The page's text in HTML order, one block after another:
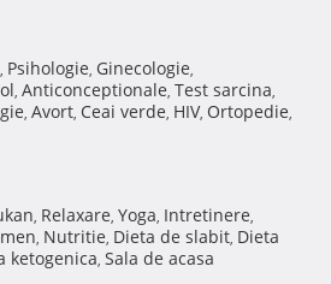
, Psihologie, Ginecologie,
, Anticonceptionale, Test sarcina,
, Avort, Ceai verde, HIV, Ortopedie,
, Relaxare, Yoga, Intretinere,
, Nutritie, Dieta de slabit, Dieta
ketogenica, Sala de acasa